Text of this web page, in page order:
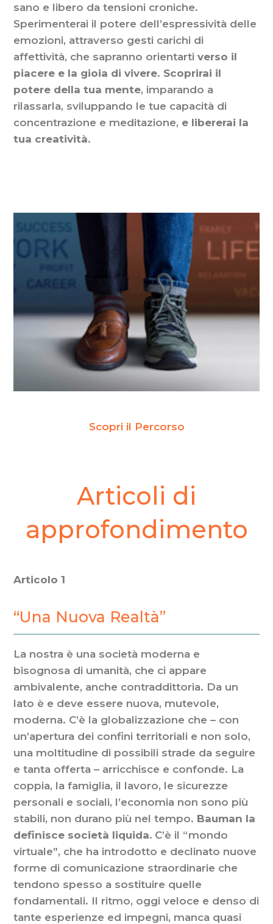
sano e libero da tensioni croniche.
Sperimenterai il potere dell’espressività delle
emozioni, attraverso gesti carichi di
affettività, che sapranno orientartiverso il
piacere e la gioia di vivere. Scoprirai il
potere della tua mente, imparando a
rilassarla, sviluppando le tue capacità di
concentrazione e meditazione, e libererai la
tua creatività.
Scopri il Percorso
Articoli di
approfondimento
Articolo 1
“Una Nuova Realtà”
La nostra è una società moderna e
bisognosa di umanità, che ci appare
ambivalente, anche contraddittoria. Da un
lato è e deve essere nuova, mutevole,
moderna. C’è la globalizzazione che – con
un’apertura dei confini territoriali e non solo,
una moltitudine di possibili strade da seguire
e tanta offerta – arricchisce e confonde. La
coppia, la famiglia, il lavoro, le sicurezze
personali e sociali, l’economia non sono più
stabili, non durano più nel tempo. Bauman la
definisce società liquida. C’è il “mondo
virtuale”, che ha introdotto e declinato nuove
forme di comunicazione straordinarie che
tendono spesso a sostituire quelle
fondamentali. Il ritmo, oggi veloce e denso di
tante esperienze ed impegni, manca quasi